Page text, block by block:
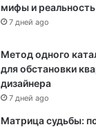
мифы и реальность
7 дней ago
Метод одного
для обстановки
дизайнера
7 дней ago
Матрица судьбы: